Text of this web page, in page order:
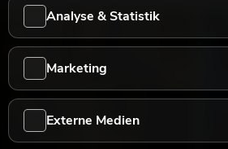
Analyse & Statistik
Marketing
Externe Medien